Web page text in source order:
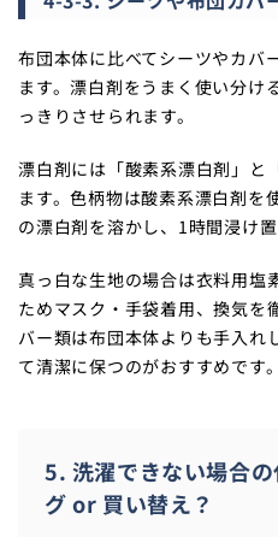
布団本体に比べてシーツやカバ
ます。漂白剤をうまく使い分け
っきりさせられます。
漂白剤には「酸素系漂白剤」と
ます。色柄物は酸素系漂白剤を
の漂白剤を溶かし、1時間浸け
真っ白な生地の場合は衣料用塩
ためマスク・手袋着用、換気を
バー類は布団本体よりも手入れ
て清潔に保つのがおすすめです。
5. 洗濯できない場合
グ or 買い替え？